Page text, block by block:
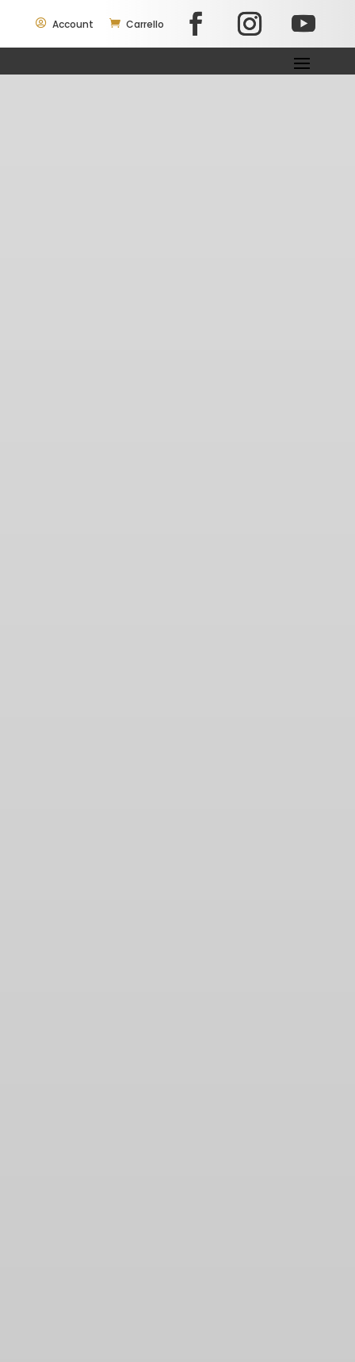
 Account  Carrello